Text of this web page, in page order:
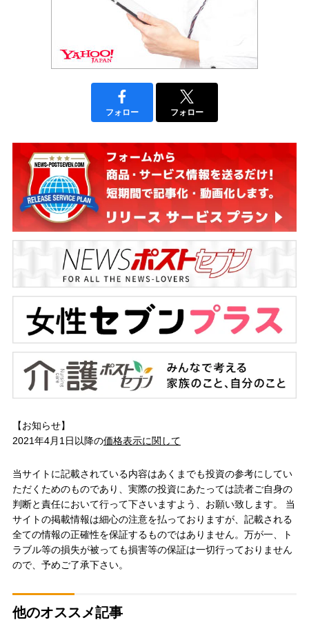
フォロー フォロー
【お知らせ】
2021年4月1日以降の価格表示に関して
当サイトに記載されている内容はあくまでも投資の参考にしてい
ただくためのものであり、実際の投資にあたっては読者ご自身の
判断と責任において行って下さいますよう、お願い致します。 当
サイトの掲載情報は細心の注意を払っておりますが、記載される
全ての情報の正確性を保証するものではありません。万が一、ト
ラブル等の損失が被っても損害等の保証は一切行っておりません
ので、予めご了承下さい。
他のオススメ記事